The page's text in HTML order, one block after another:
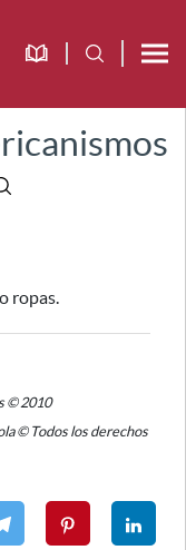
ropas.
© 2010
© Todos los derechos